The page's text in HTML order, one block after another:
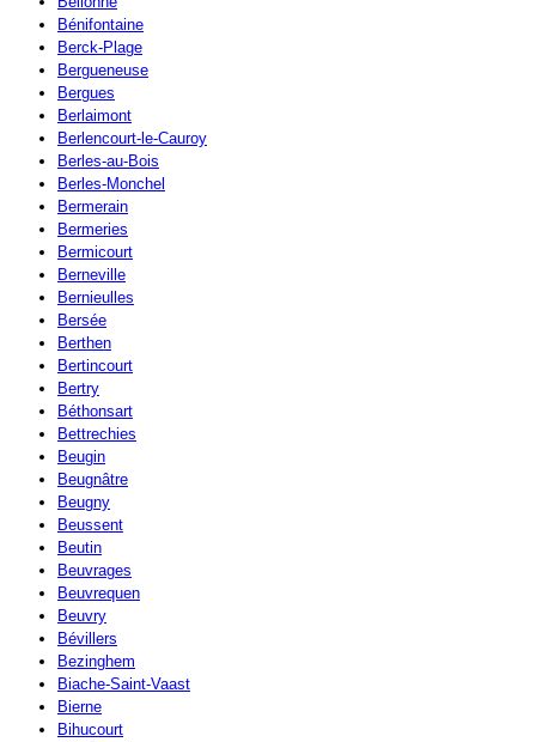
Bénifontaine
Berck-Plage
Bergueneuse
Bergues
Berlaimont
Berlencourt-le-Cauroy
Berles-au-Bois
Berles-Monchel
Bermerain
Bermeries
Bermicourt
Berneville
Bernieulles
Bersée
Berthen
Bertincourt
Bertry
Béthonsart
Bettrechies
Beugin
Beugnâtre
Beugny
Beussent
Beutin
Beuvrages
Beuvrequen
Beuvry
Bévillers
Bezinghem
Biache-Saint-Vaast
Bierne
Bihucourt